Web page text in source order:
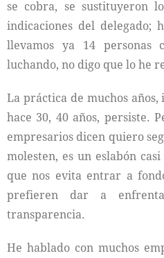
se cobra, se sustituyeron
indicaciones del delegado;
llevamos ya 14 personas
luchando, no digo que lo he
La práctica de muchos años,
hace 30, 40 años, persiste.
empresarios dicen quiero
molesten, es un eslabón
que nos evita entrar a
prefieren dar a
transparencia.
He hablado con muchos